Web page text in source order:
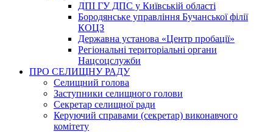
ДПІ ГУ ДПС у Київській області
Бородянське управління Бучанської філії
КОЦЗ
Державна установа «Центр пробації»
Регіональні територіальні органи
Нацсоцслужби
ПРО СЕЛИЩНУ РАДУ
Селищний голова
Заступники селищного голови
Секретар селищної ради
Керуючий справами (секретар) виконавчого
комітету